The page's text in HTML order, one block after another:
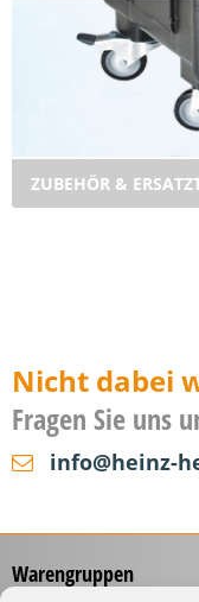
ZUBEHÖR &
Nicht dabei
Fragen Sie uns
info@heinz-
Warengruppen